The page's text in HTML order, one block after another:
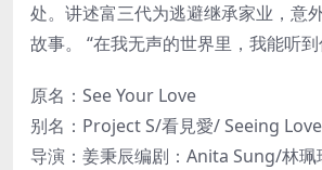
处。讲述富三代为逃避继承家业，意
故事。 “在我无声的世界里，我能听
原名： See Your Love
别名： Project S/看見愛/Seeing Love
导演： 姜秉辰编剧： Anita Sung/林珮